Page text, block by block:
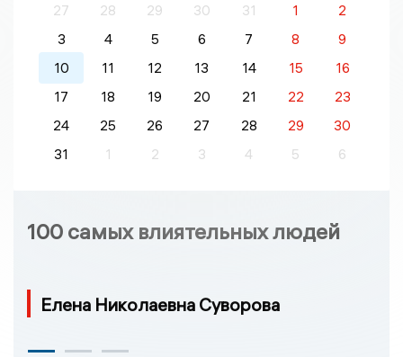
27
28 29 30 31 1
2
3
4 5 6 7 8
9
10
11 12 13 14 15
16
17
18 19 20 21 22
23
24
25 26 27 28 29
30
31
1 2 3 4 5 6
100 самых влиятельных людей
Елена Николаевна Суворова